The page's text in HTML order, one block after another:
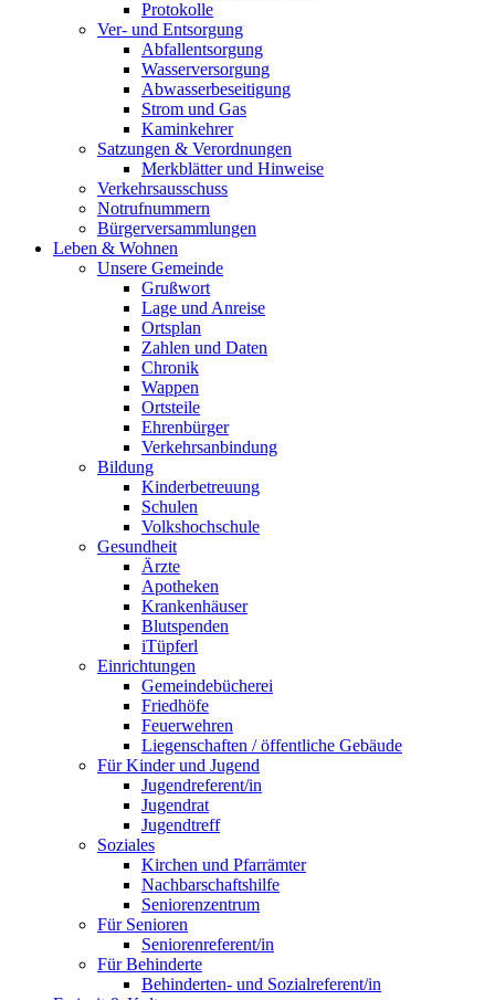
Protokolle
Ver- und Entsorgung
Abfallentsorgung
Wasserversorgung
Abwasserbeseitigung
Strom und Gas
Kaminkehrer
Satzungen & Verordnungen
Merkblätter und Hinweise
Verkehrsausschuss
Notrufnummern
Bürgerversammlungen
Leben & Wohnen
Unsere Gemeinde
Grußwort
Lage und Anreise
Ortsplan
Zahlen und Daten
Chronik
Wappen
Ortsteile
Ehrenbürger
Verkehrsanbindung
Bildung
Kinderbetreuung
Schulen
Volkshochschule
Gesundheit
Ärzte
Apotheken
Krankenhäuser
Blutspenden
iTüpferl
Einrichtungen
Gemeindebücherei
Friedhöfe
Feuerwehren
Liegenschaften / öffentliche Gebäude
Für Kinder und Jugend
Jugendreferent/in
Jugendrat
Jugendtreff
Soziales
Kirchen und Pfarrämter
Nachbarschaftshilfe
Seniorenzentrum
Für Senioren
Seniorenreferent/in
Für Behinderte
Behinderten- und Sozialreferent/in